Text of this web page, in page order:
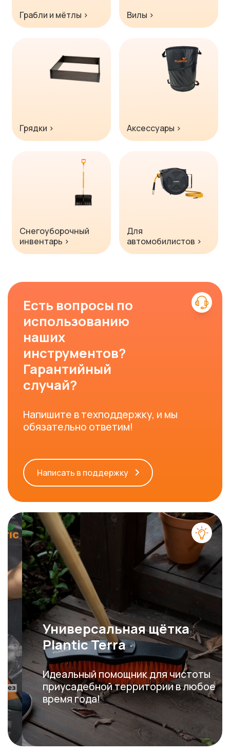
Грабли и мётлы › Вилы ›
Грядки › Аксессуары ›
Снегоуборочный
инвентарь ›
Для
автомобилистов ›
Есть вопросы по
использованию
наших
инструментов?
Гарантийный
случай?
Напишите в техподдержку, и мы
обязательно ответим!
Написать в поддержку
Универсальная щётка
Plantic Terra
Идеальный помощник для чистоты
приусадебной территории в любое
время года!